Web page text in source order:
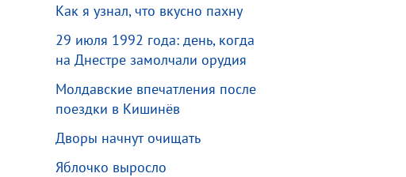
Как я узнал, что вкусно пахну
29 июля 1992 года: день, когда
на Днестре замолчали орудия
Молдавские впечатления после
поездки в Кишинёв
Дворы начнут очищать
Яблочко выросло